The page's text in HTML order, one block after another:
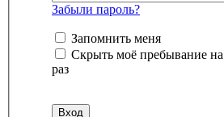
Забыли пароль?
Запомнить меня
Скрыть моё пребывание
раз